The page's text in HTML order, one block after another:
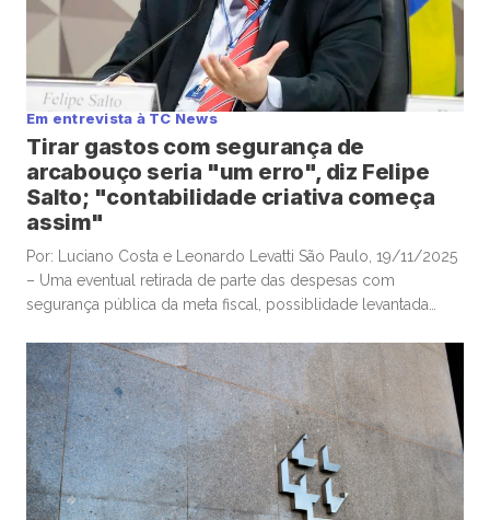
Em entrevista à TC News
Tirar gastos com segurança de
arcabouço seria "um erro", diz Felipe
Salto; "contabilidade criativa começa
assim"
Por: Luciano Costa e Leonardo Levatti São Paulo, 19/11/2025
– Uma eventual retirada de parte das despesas com
segurança pública da meta fiscal, possiblidade levantada
semana, seria “um erro”, e “desastrosa”, alertou o
economista-chefe e sócio da Warren Investimentos, Felipe
Salto, em participação na TC News. Lewandowski ventilou […]